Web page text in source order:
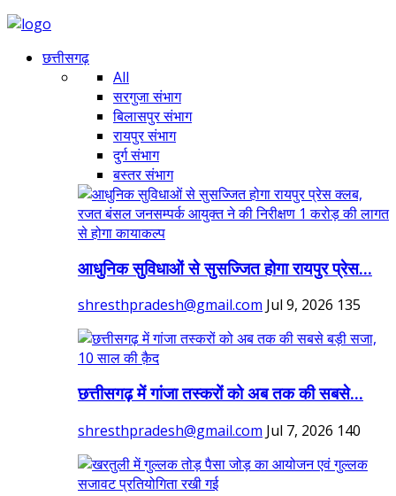
छत्तीसगढ़
All
सरगुजा संभाग
बिलासपुर संभाग
रायपुर संभाग
दुर्ग संभाग
बस्तर संभाग
आधुनिक सुविधाओं से सुसज्जित होगा रायपुर प्रेस...
shresthpradesh@gmail.com Jul 9, 2026 135
छत्तीसगढ़ में गांजा तस्करों को अब तक की सबसे...
shresthpradesh@gmail.com Jul 7, 2026 140